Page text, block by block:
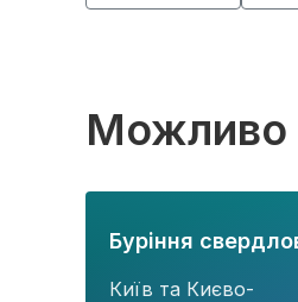
Можливо
Буріння
Київ та Києво-